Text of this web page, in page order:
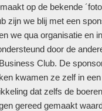
op de bekende
zijn we blij met een
we qua organisatie en
door de
Club. De
kwamen ze zelf in
dat zelfs de
gereed gemaakt